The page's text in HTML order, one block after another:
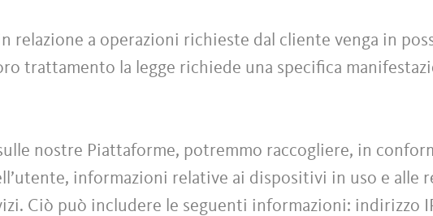
relazione a operazioni richieste dal cliente venga in
trattamento la legge richiede una specifica
nostre Piattaforme, potremmo raccogliere, in
informazioni relative ai dispositivi in uso e alle
Ciò può includere le seguenti informazioni: indirizzo